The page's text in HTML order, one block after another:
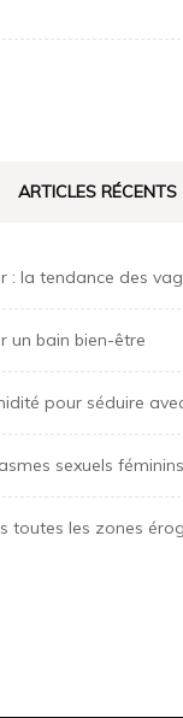
ARTICLES RÉCENTS
: la tendance des
un bain bien-être
pour séduire
sexuels féminins
toutes les zones